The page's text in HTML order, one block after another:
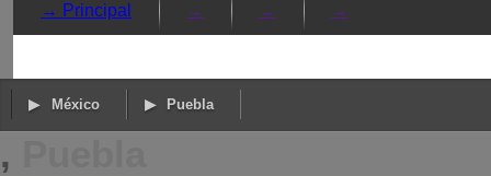
→ Principal → → →
México Puebla
,